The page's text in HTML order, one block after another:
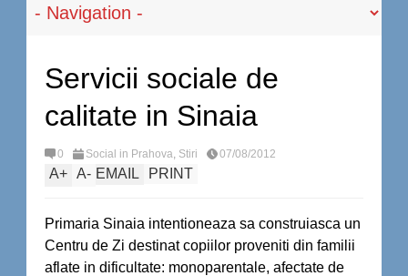
Servicii sociale de
calitate in Sinaia
0 Social in Prahova, Stiri 07/08/2012
A+ A- EMAIL PRINT
Primaria Sinaia intentioneaza sa construiasca un
Centru de Zi destinat copiilor proveniti din familii
aflate in dificultate: monoparentale, afectate de